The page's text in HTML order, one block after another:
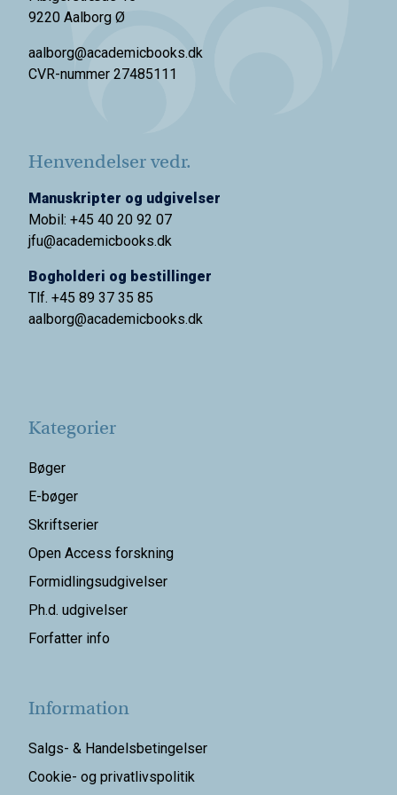
9220 Aalborg Ø
aalborg@academicbooks.dk
CVR-nummer 27485111
Henvendelser vedr.
Manuskripter og udgivelser
Mobil: +45 40 20 92 07
jfu@academicbooks.dk
Bogholderi og bestillinger
Tlf. +45 89 37 35 85
aalborg@academicbooks.dk
Kategorier
Bøger
E-bøger
Skriftserier
Open Access forskning
Formidlingsudgivelser
Ph.d. udgivelser
Forfatter info
Information
Salgs- & Handelsbetingelser
Cookie- og privatlivspolitik